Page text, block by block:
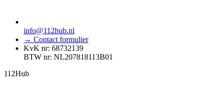
info@112hub.nl
→ Contact formulier
KvK nr: 68732139
BTW nr: NL207818113B01
112Hub